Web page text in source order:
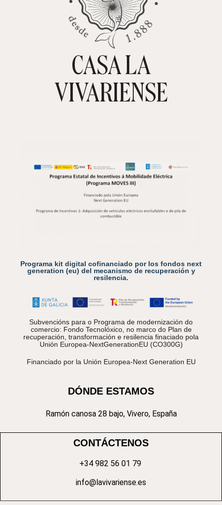
TIENDA ONLINECASA LA
VIVARIENSE
Programa kit digital cofinanciado por los fondos next
generation (eu) del mecanismo de recuperación y
resilencia.
Subvencións para o Programa de modernización do
comercio: Fondo Tecnolóxico, no marco do Plan de
recuperación, transformación e resilencia finaciado pola
Unión Europea-NextGenerationEU (CO300G)
Financiado por la Unión Europea-Next Generation EU
DÓNDE ESTAMOS
Ramón canosa 28 bajo, Vivero, España
CONTÁCTENOS
+34 982 56 01 79
info@lavivariense.es